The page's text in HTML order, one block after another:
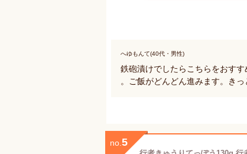
へゆもんて(40代・男性)
鉄砲漬けでしたらこちらをおす
。ご飯がどんどん進みます。きっ
no. 5